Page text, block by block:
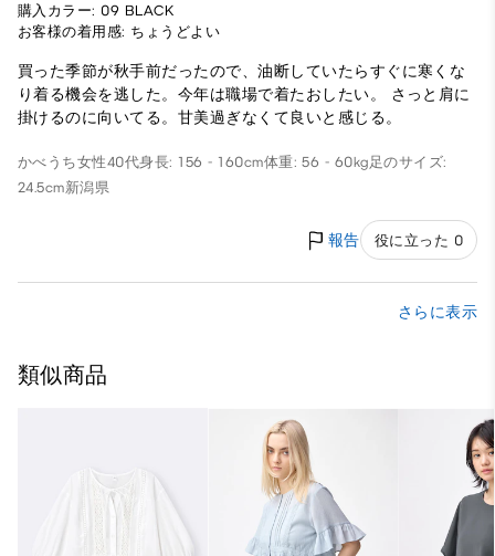
購入カラー: 09 BLACK
お客様の着用感: ちょうどよい
買った季節が秋手前だったので、油断していたらすぐに寒くな
り着る機会を逃した。今年は職場で着たおしたい。 さっと肩に
掛けるのに向いてる。甘美過ぎなくて良いと感じる。
かべうち女性40代身長: 156 - 160cm体重: 56 - 60kg足のサイズ:
24.5cm新潟県
報告 役に立った 0
さらに表示
類似商品